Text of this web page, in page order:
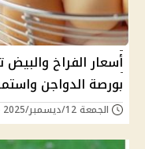
أسعار الفراخ
بورصة الدواجن
الجمعة 12/ديسمبر/2025 - 09:27 ص